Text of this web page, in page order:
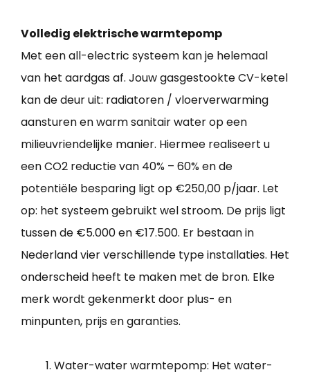
Volledig elektrische warmtepomp
Met een all-electric systeem kan je helemaal
van het aardgas af. Jouw gasgestookte CV-ketel
kan de deur uit: radiatoren / vloerverwarming
aansturen en warm sanitair water op een
milieuvriendelijke manier. Hiermee realiseert u
een CO2 reductie van 40% – 60% en de
potentiële besparing ligt op €250,00 p/jaar. Let
op: het systeem gebruikt wel stroom. De prijs ligt
tussen de €5.000 en €17.500. Er bestaan in
Nederland vier verschillende type installaties. Het
onderscheid heeft te maken met de bron. Elke
merk wordt gekenmerkt door plus- en
minpunten, prijs en garanties.
Water-water warmtepomp: Het water-